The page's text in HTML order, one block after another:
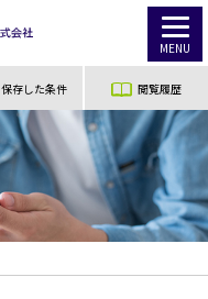
MENU
保存した条件 閲覧履歴